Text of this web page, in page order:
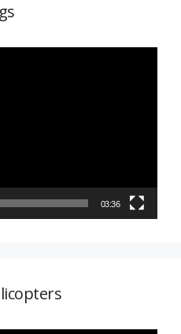
03:36